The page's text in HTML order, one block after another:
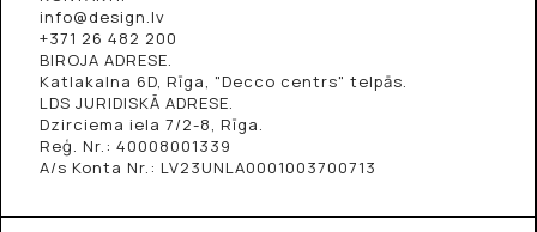
info@design.lv
+371 26 482 200
BIROJA ADRESE.
Katlakalna 6D, Rīga, "Decco centrs" telpās.
LDS JURIDISKĀ ADRESE.
Dzirciema iela 7/2-8, Rīga.
Reģ. Nr.: 40008001339
A/s Konta Nr.: LV23UNLA0001003700713